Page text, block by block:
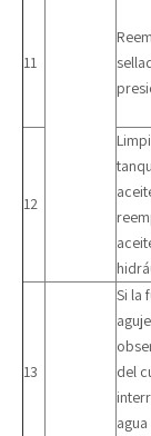
11
12
13
Si la
del